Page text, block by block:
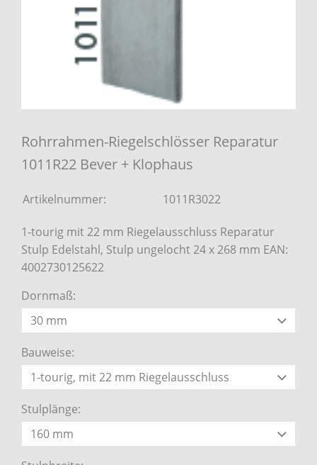
Rohrrahmen-Riegelschlösser Reparatur
1011R22 Bever + Klophaus
Artikelnummer: 1011R3022
1-tourig mit 22 mm Riegelausschluss Reparatur
Stulp Edelstahl, Stulp ungelocht 24 x 268 mm EAN:
4002730125622
Dornmaß:
Bauweise:
Stulplänge: